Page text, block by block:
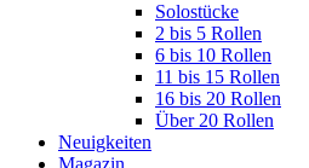
Solostücke
2 bis 5 Rollen
6 bis 10 Rollen
11 bis 15 Rollen
16 bis 20 Rollen
Über 20 Rollen
Neuigkeiten
Magazin